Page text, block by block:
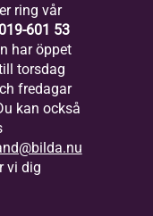
ring vår
601 53
har öppet
torsdag
fredagar
kan också
vi dig